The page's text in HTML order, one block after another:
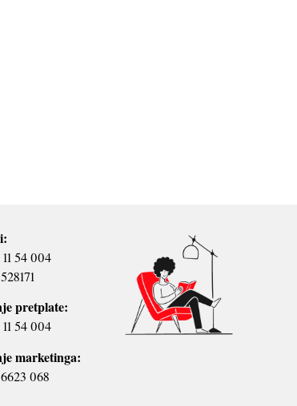
54 004
pretplate:
54 004
marketinga:
068